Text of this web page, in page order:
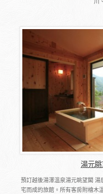
川
湯元
預訂越後湯澤溫泉湯元眺望閣
宅而成的旅館。所有客房附檜木